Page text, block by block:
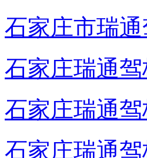
石家庄市瑞
石家庄瑞通
石家庄瑞通
石家庄瑞通